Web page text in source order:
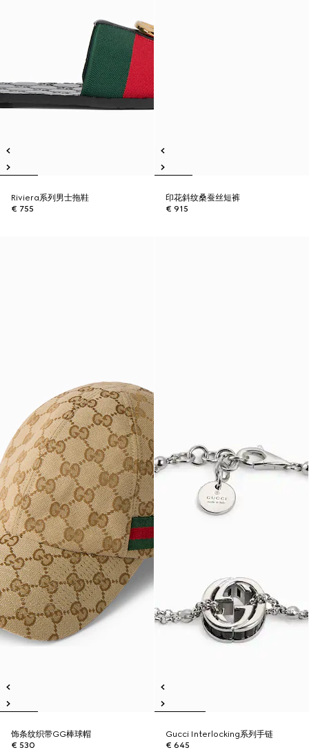
Riviera系列男士拖鞋
€ 755
印花斜纹桑蚕丝短裤
€ 915
饰条纹织带GG棒球帽
€ 530
Gucci Interlocking系列手链
€ 645